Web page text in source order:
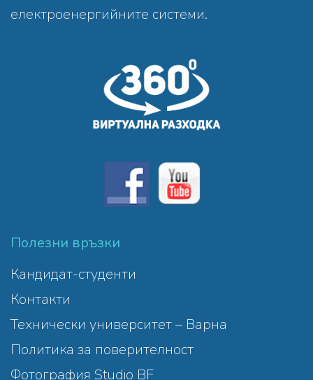
електроенергийните системи.
Полезни връзки
Кандидат-студенти
Контакти
Технически университет – Варна
Политика за поверителност
Фотография Studio BF